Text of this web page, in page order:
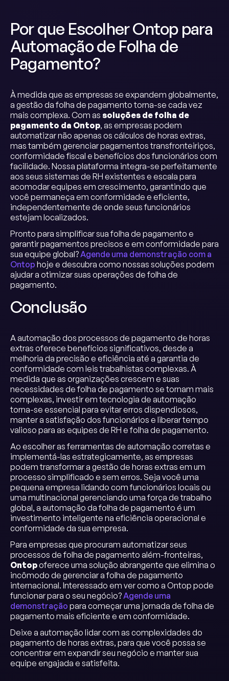
Por que Escolher Ontop para
Automação de Folha de
Pagamento?
À medida que as empresas se expandem globalmente,
a gestão da folha de pagamento torna-se cada vez
mais complexa. Com as soluções de folha de
pagamento da Ontop, as empresas podem
automatizar não apenas os cálculos de horas extras,
mas também gerenciar pagamentos transfronteiriços,
conformidade fiscal e benefícios dos funcionários com
facilidade. Nossa plataforma integra-se perfeitamente
aos seus sistemas de RH existentes e escala para
acomodar equipes em crescimento, garantindo que
você permaneça em conformidade e eficiente,
independentemente de onde seus funcionários
estejam localizados.
Pronto para simplificar sua folha de pagamento e
garantir pagamentos precisos e em conformidade para
sua equipe global?Agende uma demonstração com a
Ontop hoje e descubra como nossas soluções podem
ajudar a otimizar suas operações de folha de
pagamento.
Conclusão
A automação dos processos de pagamento de horas
extras oferece benefícios significativos, desde a
melhoria da precisão e eficiência até a garantia de
conformidade com leis trabalhistas complexas. À
medida que as organizações crescem e suas
necessidades de folha de pagamento se tornam mais
complexas, investir em tecnologia de automação
torna-se essencial para evitar erros dispendiosos,
manter a satisfação dos funcionários e liberar tempo
valioso para as equipes de RH e folha de pagamento.
Ao escolher as ferramentas de automação corretas e
implementá-las estrategicamente, as empresas
podem transformar a gestão de horas extras em um
processo simplificado e sem erros. Seja você uma
pequena empresa lidando com funcionários locais ou
uma multinacional gerenciando uma força de trabalho
global, a automação da folha de pagamento é um
investimento inteligente na eficiência operacional e
conformidade da sua empresa.
Para empresas que procuram automatizar seus
processos de folha de pagamento além-fronteiras,
Ontopoferece uma solução abrangente que elimina o
incômodo de gerenciar a folha de pagamento
internacional. Interessado em ver como a Ontop pode
funcionar para o seu negócio?Agende uma
demonstração para começar uma jornada de folha de
pagamento mais eficiente e em conformidade.
Deixe a automação lidar com as complexidades do
pagamento de horas extras, para que você possa se
concentrar em expandir seu negócio e manter sua
equipe engajada e satisfeita.